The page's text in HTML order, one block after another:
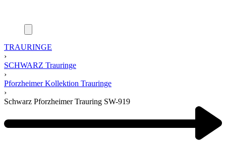
TRAURINGE
›
SCHWARZ Trauringe
›
Pforzheimer Kollektion Trauringe
›
Schwarz Pforzheimer Trauring SW-919
navigation